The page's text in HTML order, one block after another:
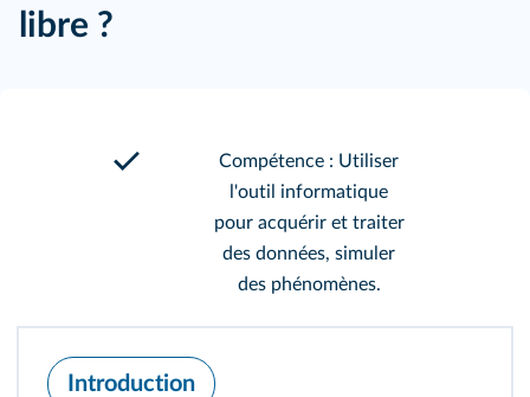
libre ?
Compétence : Utiliser
l'outil informatique
pour acquérir et traiter
des données, simuler
des phénomènes.
Introduction